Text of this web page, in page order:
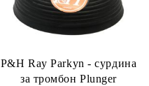
P&H Ray Parkyn - сурдина
за тромбон Plunger